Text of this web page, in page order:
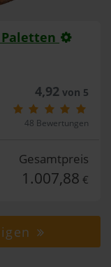
Paletten
4,92von 5
48 Bewertungen
Gesamtpreis
1.007,88 €